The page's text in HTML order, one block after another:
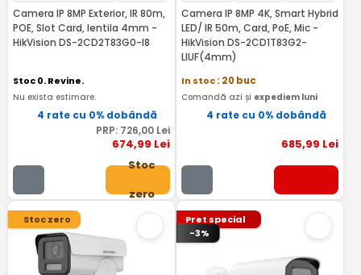
Camera IP 8MP Exterior, IR 80m,
POE, Slot Card, lentila 4mm -
HikVision DS-2CD2T83G0-I8
Stoc 0. Revine.
Nu exista estimare.
4 rate cu 0% dobândă
PRP: 726,00Lei
674,99 Lei
Stoc
zero
Camera IP 8MP 4K, Smart Hybrid
LED/ IR 50m, Card, PoE, Mic -
HikVision DS-2CD1T83G2-
LIUF(4mm)
In stoc: 20 buc
Comandă azi și expediem luni
4 rate cu 0% dobândă
685,99 Lei
Stoc zero
Pret special
-3%